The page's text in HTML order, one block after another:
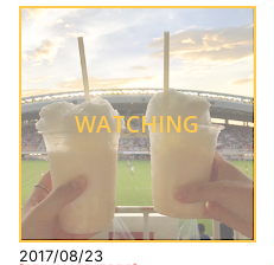
WATCHING
2017/08/23